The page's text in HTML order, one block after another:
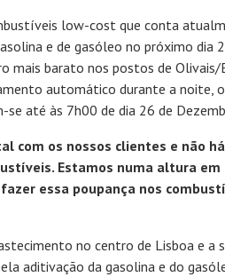
low-cost que conta
e de gasóleo no próximo dia
mais barato nos postos de Olivais/
automático durante a noite,
se até às 7h00 de dia 26 de
com os nossos clientes e não
Estamos numa altura em
fazer essa poupança nos
no centro de Lisboa e a
aditivação da gasolina e do